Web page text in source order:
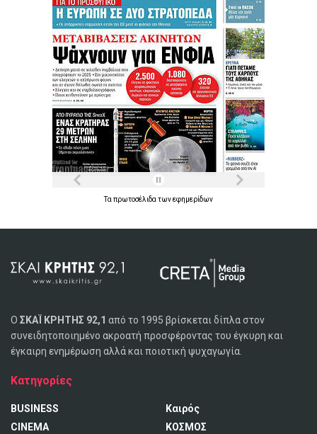
Ταπρωτοσέλιδατωνεφημερίδων
Ο ΣΚΑΪ ΚΡΗΤΗΣ 92,1 από το 1995 βρίσκεται δίπλα στον
συνειδητοποιημένο ακροατή προσφέροντας του έγκυρη και
έγκαιρη ενημέρωση αλλά και ποιοτική ψυχαγωγία.
Κατηγορίες
BUSINESS
CINEMA
Καιρός
ΚΟΣΜΟΣ